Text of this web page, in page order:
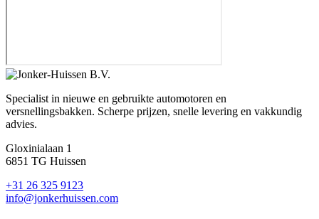
Specialist in nieuwe en gebruikte automotoren en
versnellingsbakken. Scherpe prijzen, snelle levering en vakkundig
advies.
Gloxinialaan 1
6851 TG Huissen
+31 26 325 9123
info@jonkerhuissen.com